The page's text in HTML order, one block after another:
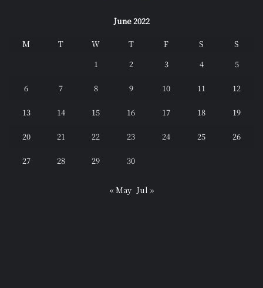
June 2022
M T W T F S
S
1
2 3 4 5
6 7 8 9 10 11 12
13 14 15 16 17 18 19
20 21 22 23 24 25 26
27 28 29 30
« May Jul »